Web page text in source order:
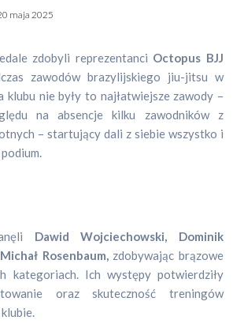
maja 2025
zdobyli reprezentanci Octopus BJJ
zawodów brazylijskiego jiu-jitsu w
klubu nie były to najłatwiejsze zawody –
na absencje kilku zawodników z
– startujący dali z siebie wszystko i
Dawid Wojciechowski, Dominik
Michał Rosenbaum,zdobywając brązowe
kategoriach. Ich występy potwierdziły
oraz skuteczność treningów